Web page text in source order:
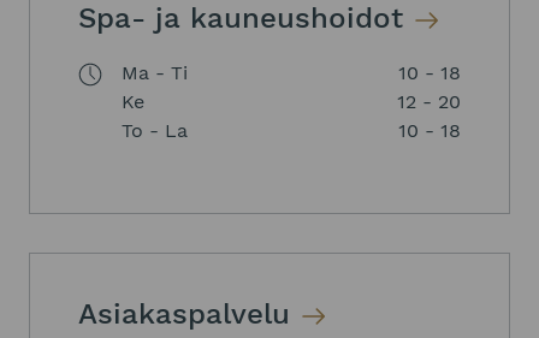
Spa- ja kauneushoidot
Ma - Ti
10 - 18
Ke
12 - 20
To - La
10 - 18
Asiakaspalvelu